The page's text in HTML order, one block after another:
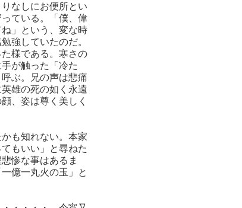
なしにお便所とい
ている。「僕、偉
」という、変な時
強していたのだ。
様である。寒さの
が触った「冷た
ぶ。兄の声は悲痛
雄の死の如く永遠
、姿は尊く美しく
も知れない。本家
もいい」と尋ねた
惨な事はあるま
億一丸火の玉」と